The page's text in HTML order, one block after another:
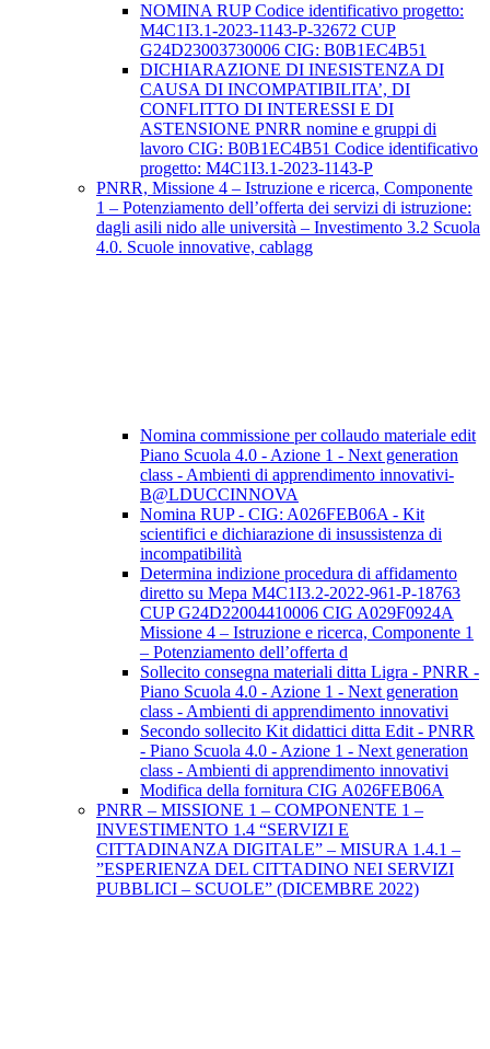
NOMINA RUP Codice identificativo progetto:
M4C1I3.1-2023-1143-P-32672 CUP
G24D23003730006 CIG: B0B1EC4B51
DICHIARAZIONE DI INESISTENZA DI
CAUSA DI INCOMPATIBILITA’, DI
CONFLITTO DI INTERESSI E DI
ASTENSIONE PNRR nomine e gruppi di
lavoro CIG: B0B1EC4B51 Codice identificativo
progetto: M4C1I3.1-2023-1143-P
PNRR, Missione 4 – Istruzione e ricerca, Componente
1 – Potenziamento dell’offerta dei servizi di istruzione:
dagli asili nido alle università – Investimento 3.2 Scuola
4.0. Scuole innovative, cablagg
Nomina commissione per collaudo materiale edit
Piano Scuola 4.0 - Azione 1 - Next generation
class - Ambienti di apprendimento innovativi-
B@LDUCCINNOVA
Nomina RUP - CIG: A026FEB06A - Kit
scientifici e dichiarazione di insussistenza di
incompatibilità
Determina indizione procedura di affidamento
diretto su Mepa M4C1I3.2-2022-961-P-18763
CUP G24D22004410006 CIG A029F0924A
Missione 4 – Istruzione e ricerca, Componente 1
– Potenziamento dell’offerta d
Sollecito consegna materiali ditta Ligra - PNRR -
Piano Scuola 4.0 - Azione 1 - Next generation
class - Ambienti di apprendimento innovativi
Secondo sollecito Kit didattici ditta Edit - PNRR
- Piano Scuola 4.0 - Azione 1 - Next generation
class - Ambienti di apprendimento innovativi
Modifica della fornitura CIG A026FEB06A
PNRR – MISSIONE 1 – COMPONENTE 1 –
INVESTIMENTO 1.4 “SERVIZI E
CITTADINANZA DIGITALE” – MISURA 1.4.1 –
”ESPERIENZA DEL CITTADINO NEI SERVIZI
PUBBLICI – SCUOLE” (DICEMBRE 2022)